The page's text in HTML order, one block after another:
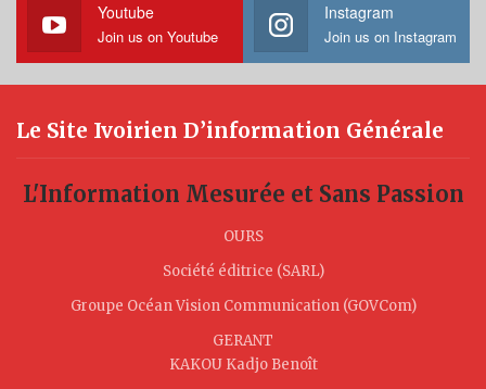
Youtube
Join us on Youtube
Instagram
Join us on Instagram
Le Site Ivoirien D’information Générale
L'Information Mesurée et Sans Passion
OURS
Société éditrice (SARL)
Groupe Océan Vision Communication (GOVCom)
GERANT
KAKOU Kadjo Benoît